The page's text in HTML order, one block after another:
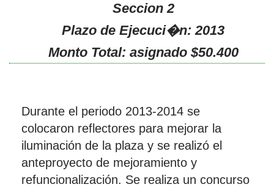
Seccion 2
Plazo de Ejecuci�n: 2013
Monto Total: asignado $50.400
Durante el periodo 2013-2014 se
colocaron reflectores para mejorar la
iluminación de la plaza y se realizó el
anteproyecto de mejoramiento y
refuncionalización. Se realiza un concurso